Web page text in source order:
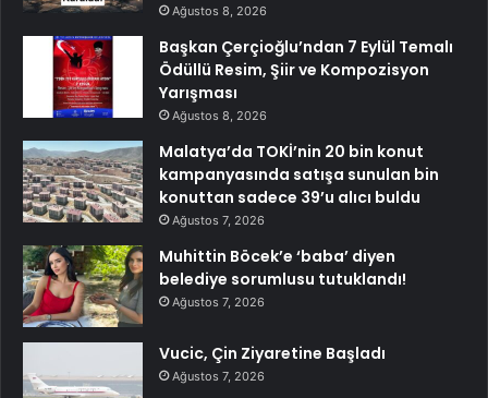
Ağustos 8, 2026
Başkan Çerçioğlu’ndan 7 Eylül Temalı
Ödüllü Resim, Şiir ve Kompozisyon
Yarışması
Ağustos 8, 2026
Malatya’da TOKİ’nin 20 bin konut
kampanyasında satışa sunulan bin
konuttan sadece 39’u alıcı buldu
Ağustos 7, 2026
Muhittin Böcek’e ‘baba’ diyen
belediye sorumlusu tutuklandı!
Ağustos 7, 2026
Vucic, Çin Ziyaretine Başladı
Ağustos 7, 2026